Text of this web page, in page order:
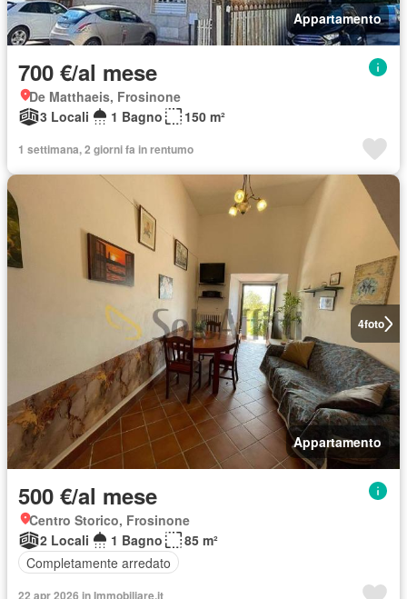
Appartamento
700 €/al mese
De Matthaeis, Frosinone
3 Locali
1 Bagno 150 m²
1 settimana, 2 giorni fa in rentumo
4foto
Appartamento
500 €/al mese
Centro Storico, Frosinone
2 Locali
1 Bagno
85 m²
Completamente arredato
22 apr 2026 in Immobiliare.it